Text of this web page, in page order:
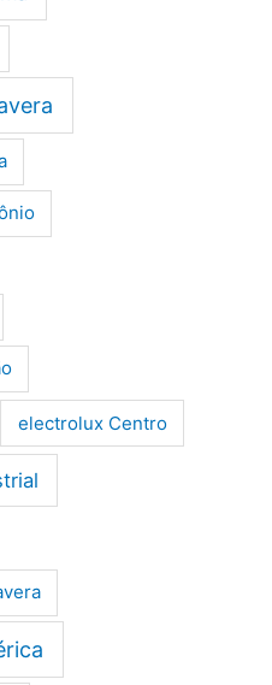
electrolux Centro